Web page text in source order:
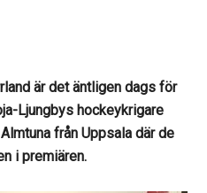
är det äntligen dags för
Ljungbys hockeykrigare
från Uppsala där de
i premiären.